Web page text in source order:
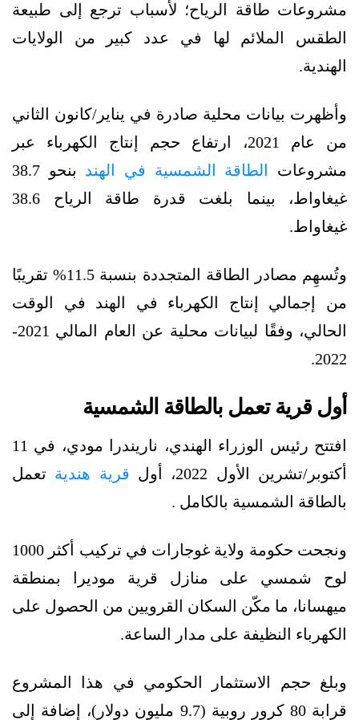
مشروعات طاقة الرياح؛ لأسباب ترجع إلى طبيعة
الطقس الملائم لها في عدد كبير من الولايات
الهندية.
وأظهرت بيانات محلية صادرة في يناير/كانون الثاني
من عام 2021، ارتفاع حجم إنتاج الكهرباء عبر
مشروعات
الطاقة الشمسية في الهند
بنحو 38.7
غيغاواط، بينما بلغت قدرة طاقة الرياح 38.6
غيغاواط.
وتُسهِم مصادر الطاقة المتجددة بنسبة 11.5% تقريبًا
من إجمالي إنتاج الكهرباء في الهند في الوقت
الحالي، وفقًا لبيانات محلية عن العام المالي 2021-
2022.
أول قرية تعمل بالطاقة الشمسية
افتتح رئيس الوزراء الهندي، ناريندرا مودي، في 11
أكتوبر/تشرين الأول 2022، أول
قرية هندية تعمل
بالطاقة الشمسية بالكامل .
ونجحت حكومة ولاية غوجارات في تركيب أكثر 1000
لوح شمسي على منازل قرية موديرا بمنطقة
ميهسانا، ما مكّن السكان القرويين من الحصول على
الكهرباء النظيفة على مدار الساعة.
وبلغ حجم الاستثمار الحكومي في هذا المشروع
قرابة 80 كرور روبية (9.7 مليون دولار)، إضافة إلى